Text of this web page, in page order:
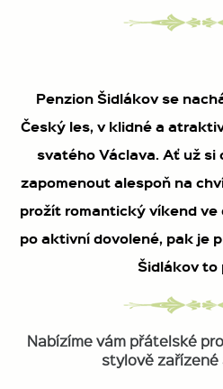
Penzion Šidlákov se
Český les, v klidné a
svatého Václava. Ať už
zapomenout alespoň na
prožít romantický víkend
po aktivní dovolené, pak je
Šidlákov to
Nabízíme vám přátelské
stylově zařízené